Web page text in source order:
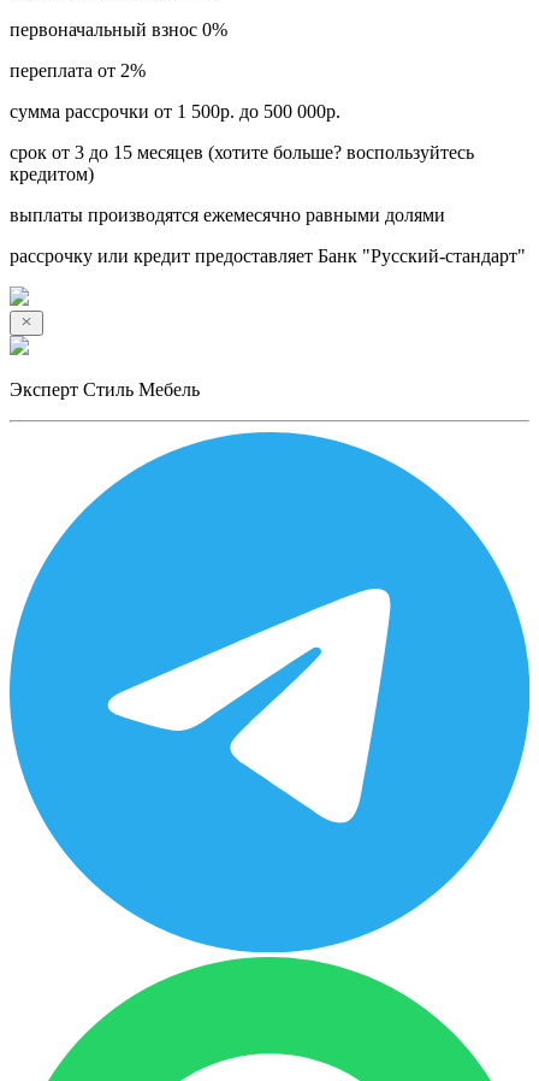
первоначальный взнос 0%
переплата от 2%
сумма рассрочки от 1 500р. до 500 000р.
срок от 3 до 15 месяцев (хотите больше? воспользуйтесь
кредитом)
выплаты производятся ежемесячно равными долями
рассрочку или кредит предоставляет Банк "Русский-стандарт"
Эксперт Стиль Мебель